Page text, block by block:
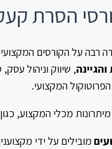
הסרת
רבה על הקורסים
, שיווק וניהול
המקצועי.
מכלי המקצוע,
מובילים על ידי